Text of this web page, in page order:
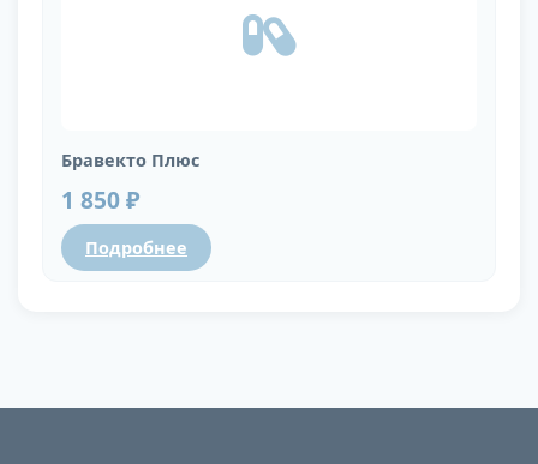
Бравекто Плюс
1 850 ₽
Подробнее